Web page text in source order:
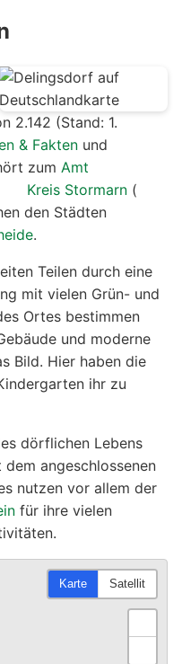
2.142 (Stand: 1.
& Fakten und
zum Amt
Kreis Stormarn (
den Städten
.
Teilen durch eine
mit vielen Grün- und
Ortes bestimmen
und moderne
Bild. Hier haben die
ihr zu
dörflichen Lebens
angeschlossenen
nutzen vor allem der
für ihre vielen
Karte Satellit